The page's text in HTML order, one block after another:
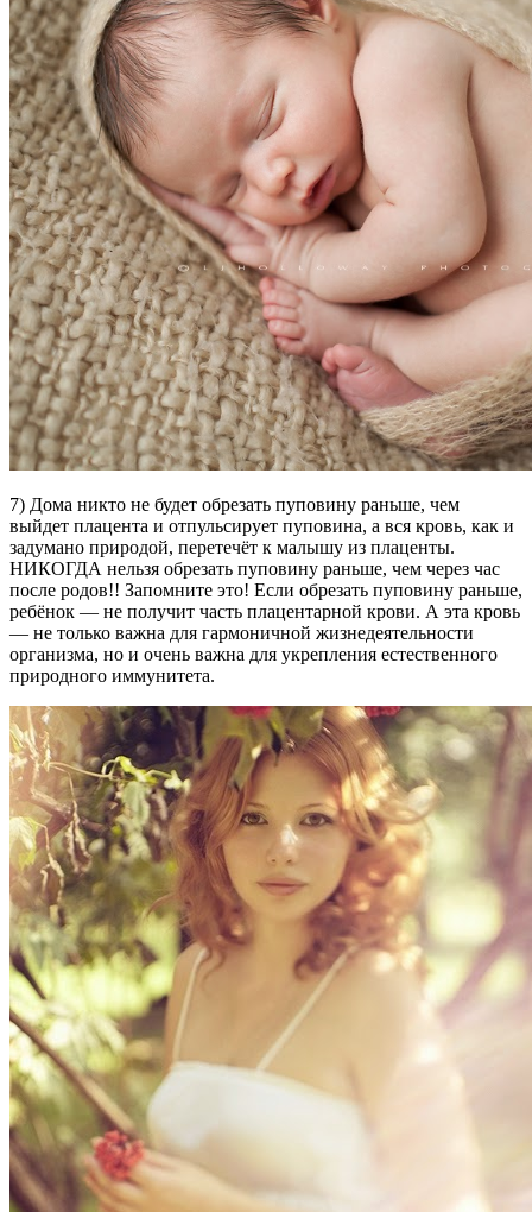
7) Дома никто не будет обрезать пуповину раньше, чем
выйдет плацента и отпульсирует пуповина, а вся кровь, как и
задумано природой, перетечёт к малышу из плаценты.
НИКОГДА нельзя обрезать пуповину раньше, чем через час
после родов!! Запомните это! Если обрезать пуповину раньше,
ребёнок — не получит часть плацентарной крови. А эта кровь
— не только важна для гармоничной жизнедеятельности
организма, но и очень важна для укрепления естественного
природного иммунитета.